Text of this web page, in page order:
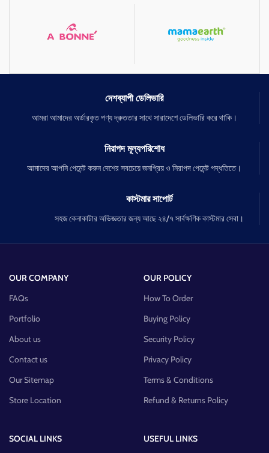
দেশব্যাপী ডেলিভারি
আমরা আমাদের অর্ডারকৃত পণ্য দ্রুততার সাথে সারাদেশে ডেলিভারি করে থাকি।
নিরাপদ মূল্যপরিশোধ
আমাদের আপনি পেমেন্ট করুন দেশের সবচেয়ে জনপ্রিয় ও নিরাপদ পেমেন্ট পদ্ধতিতে।
কাস্টমার সাপোর্ট
সহজ কেনাকাটার অভিজ্ঞতার জন্য আছে ২৪/৭ সার্বক্ষণিক কাস্টমার সেবা।
OUR COMPANY
FAQs
Portfolio
About us
Contact us
Our Sitemap
Store Location
OUR POLICY
How To Order
Buying Policy
Security Policy
Privacy Policy
Terms & Conditions
Refund & Returns Policy
SOCIAL LINKS
USEFUL LINKS